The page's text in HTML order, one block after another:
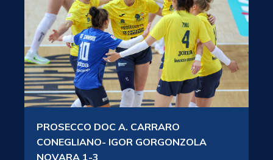
PROSECCO DOC A. CARRARO
CONEGLIANO- IGOR GORGONZOLA
NOVARA 1-3